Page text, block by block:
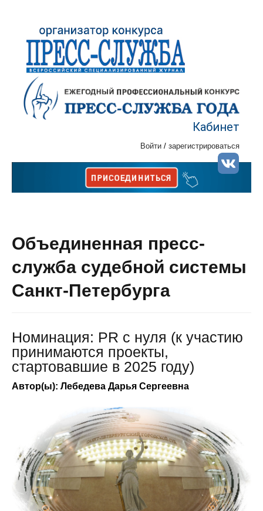
Кабинет
Войти / зарегистрироваться
Объединенная пресс-
служба судебной системы
Санкт-Петербурга
Номинация: PR с нуля (к участию
принимаются проекты,
стартовавшие в 2025 году)
Автор(ы): Лебедева Дарья Сергеевна